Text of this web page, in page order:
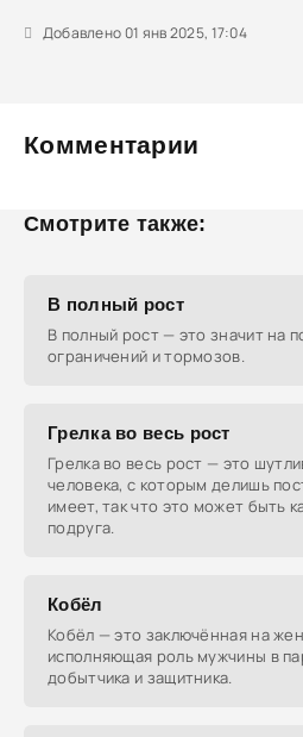
Добавлено 01 янв 2025, 17:04
Комментарии
Смотрите также:
В полный рост
В полный рост — это значит на
ограничений и тормозов.
Грелка во весь рост
Грелка во весь рост — это
человека, с которым делишь
имеет, так что это может быть
подруга.
Кобёл
Кобёл — это заключённая на
исполняющая роль мужчины в
добытчика и защитника.